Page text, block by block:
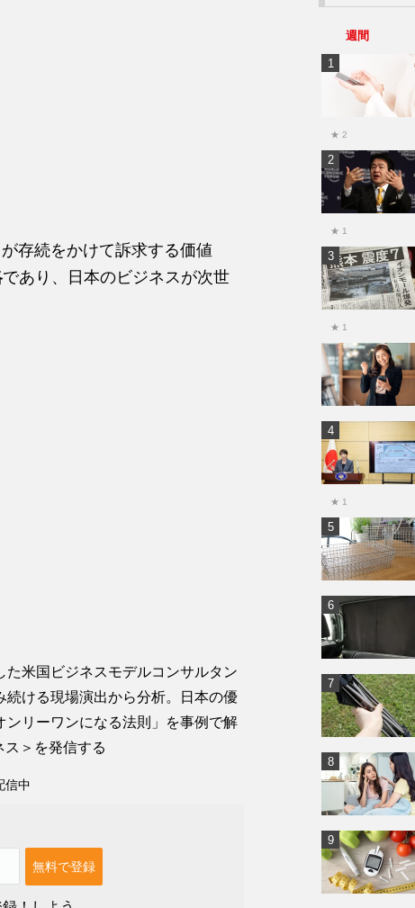
存続をかけて訴求する価値
であり、日本のビジネスが次世
米国ビジネスモデルコンサルタン
続ける現場演出から分析。日本の優
リーワンになる法則」を事例で解
＞を発信する
信中
週間
★ 2
★ 1
★ 1
★ 1